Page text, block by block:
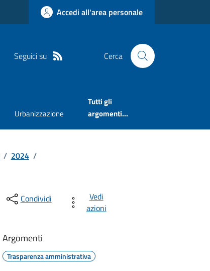
Accedi all'area personale
Seguici su Cerca
Urbanizzazione
Tutti gli
argomenti...
/ 2024 /
Condividi
Vedi
azioni
Argomenti
Trasparenza amministrativa